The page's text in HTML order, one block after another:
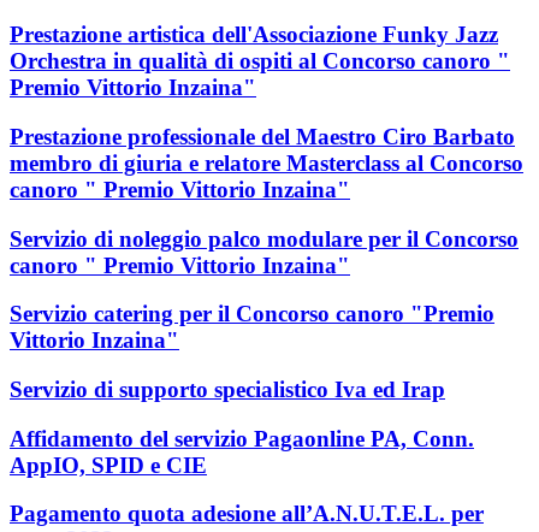
Prestazione artistica dell'Associazione Funky Jazz
Orchestra in qualità di ospiti al Concorso canoro "
Premio Vittorio Inzaina"
Prestazione professionale del Maestro Ciro Barbato
membro di giuria e relatore Masterclass al Concorso
canoro " Premio Vittorio Inzaina"
Servizio di noleggio palco modulare per il Concorso
canoro " Premio Vittorio Inzaina"
Servizio catering per il Concorso canoro "Premio
Vittorio Inzaina"
Servizio di supporto specialistico Iva ed Irap
Affidamento del servizio Pagaonline PA, Conn.
AppIO, SPID e CIE
Pagamento quota adesione all’A.N.U.T.E.L. per